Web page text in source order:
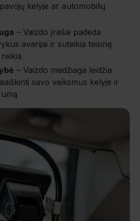
kelyje ar automobilių
– Vaizdo įrašai padeda
avarijai ir suteikia teisinę
– Vaizdo medžiaga leidžia
savo veiksmus kelyje ir